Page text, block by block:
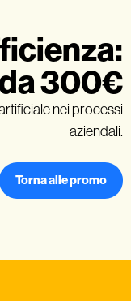
300€
nei processi
aziendali.
Torna alle promo